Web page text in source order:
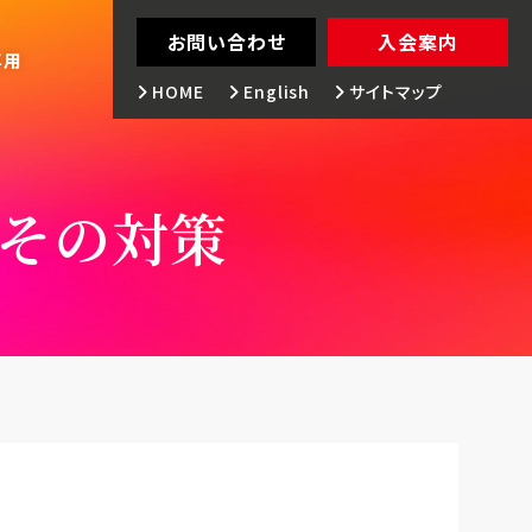
お問い合わせ 入会案内
HOME English サイトマップ
の対策